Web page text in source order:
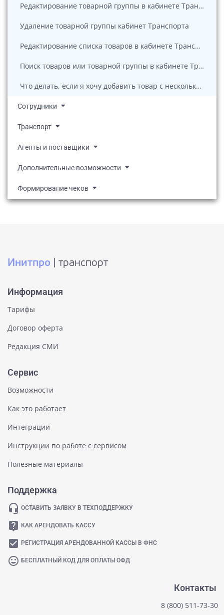
Редактирование товарной группы в кабинете Транспорта
Удаление товарной группы кабинет Транспорта
Редактирование списка товаров в кабинете Транспорта
Поиск товаров или товарной группы в кабинете Транспорта
Что делать, если я хочу добавить товар с несколькими СНО? Кабинет Транспорта
Сотрудники
Транспорт
Агенты и поставщики
Дополнительные возможности
Формирование чеков
Инитпро | транспорт
Информация
Тарифы
Договор оферта
Редакция СМИ
Сервис
Возможности
Как это работает
Интеграции
Инструкции по работе с сервисом
Полезные материалы
Поддержка
headset_mic ОСТАВИТЬ ЗАЯВКУ В ТЕХПОДДЕРЖКУ
live_help КАК АРЕНДОВАТЬ КАССУ
check_box РЕГИСТРАЦИЯ АРЕНДОВАННОЙ КАССЫ В ФНС
mood БЕСПЛАТНЫЙ КОД ДЛЯ ОПЛАТЫ ОФД
Контакты
8 (800) 511-73-30